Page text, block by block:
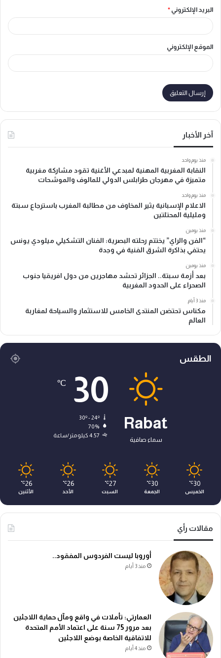
البريد الإلكتروني *
الموقع الإلكتروني
آخر الأخبار
منذ يوم واحد
النقابة المغربية المهنية لمبدعي الأغنية تقود مشاركة مغربية
متميزة في مهرجان طرابلس الدولي للمالوف والموشحات
منذ يوم واحد
الاعلام الإسبانية يثير المخاوف من مطالبة المغرب باسترجاع سبتة
ومليلية المحتلتين
منذ يومين
“الفن والراي” يختتم رحلته البصرية: الفنان التشكيلي ميلودي يونس
يحتفي بذاكرة الشرق الفنية في وجدة
منذ يومين
بعد أزمة سبتة.. الجزائر تحشد مهاجرين من دول افريقيا جنوب
الصحراء على الحدود المغربية
منذ 3 أيام
مكناس تحتضن المنتدى الخامس للاستثمار والسياحة لمغاربة
العالم
الطقس
Rabat
سماء صافية
30
℃
70%
4.57 كيلومتر/ساعة
30
℃
الخميس
30
℃
الجمعة
27
℃
السبت
26
℃
الأحد
26
℃
الأثنين
مقالات رأي
أوروبا ليست الفردوس المفقود..
منذ 3 أيام
العمارتي: تأملات في واقع ومآل حماية اللاجئين
بعد مرور 75 سنة على اعتماد الأمم المتحدة
للاتفاقية الخاصة بوضع اللاجئين
منذ 4 أيام